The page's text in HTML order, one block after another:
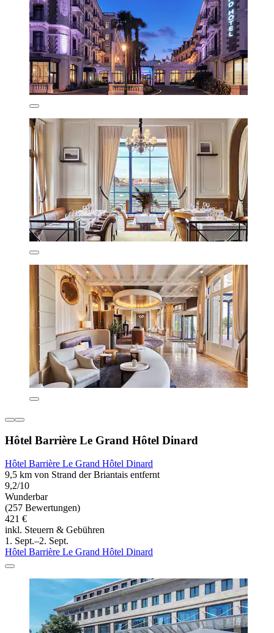
Hôtel Barrière Le Grand Hôtel Dinard
Hôtel Barrière Le Grand Hôtel Dinard
9,5 km von Strand der Briantais entfernt
9,2/10
Wunderbar
(257 Bewertungen)
421 €
inkl. Steuern & Gebühren
1. Sept.–2. Sept.
Hôtel Barrière Le Grand Hôtel Dinard